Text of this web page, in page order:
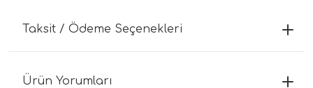
Taksit / Ödeme Seçenekleri
Ürün Yorumları